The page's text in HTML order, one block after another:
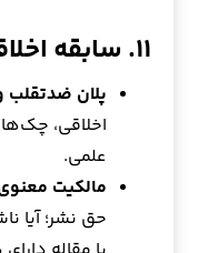
۱۱. سابقه اخلاقی و قانونی
پلان
اخلاقی،
علمی.
مالکیت
حق نشر؛ آیا